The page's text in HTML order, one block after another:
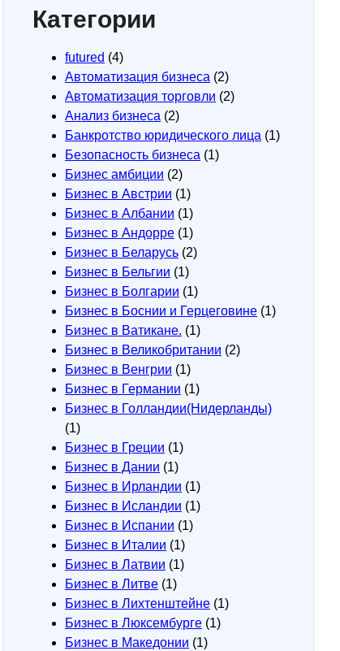
Категории
futured (4)
Автоматизация бизнеса (2)
Автоматизация торговли (2)
Анализ бизнеса (2)
Банкротство юридического лица (1)
Безопасность бизнеса (1)
Бизнес амбиции (2)
Бизнес в Австрии (1)
Бизнес в Албании (1)
Бизнес в Андорре (1)
Бизнес в Беларусь (2)
Бизнес в Бельгии (1)
Бизнес в Болгарии (1)
Бизнес в Боснии и Герцеговине (1)
Бизнес в Ватикане. (1)
Бизнес в Великобритании (2)
Бизнес в Венгрии (1)
Бизнес в Германии (1)
Бизнес в Голландии(Нидерланды)
(1)
Бизнес в Греции (1)
Бизнес в Дании (1)
Бизнес в Ирландии (1)
Бизнес в Исландии (1)
Бизнес в Испании (1)
Бизнес в Италии (1)
Бизнес в Латвии (1)
Бизнес в Литве (1)
Бизнес в Лихтенштейне (1)
Бизнес в Люксембурге (1)
Бизнес в Македонии (1)